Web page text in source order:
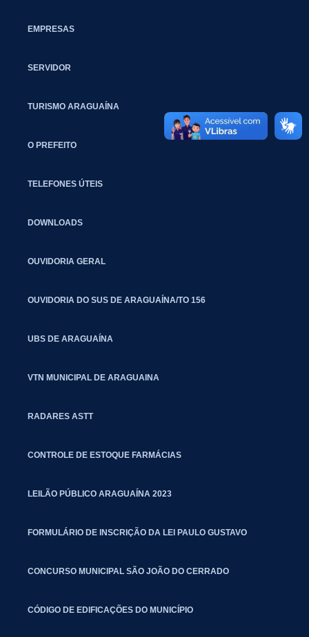
EMPRESAS
SERVIDOR
TURISMO ARAGUAÍNA
O PREFEITO
TELEFONES ÚTEIS
DOWNLOADS
OUVIDORIA GERAL
OUVIDORIA DO SUS DE ARAGUAÍNA/TO 156
UBS DE ARAGUAÍNA
VTN MUNICIPAL DE ARAGUAINA
RADARES ASTT
CONTROLE DE ESTOQUE FARMÁCIAS
LEILÃO PÚBLICO ARAGUAÍNA 2023
FORMULÁRIO DE INSCRIÇÃO DA LEI PAULO GUSTAVO
CONCURSO MUNICIPAL SÃO JOÃO DO CERRADO
CÓDIGO DE EDIFICAÇÕES DO MUNICÍPIO